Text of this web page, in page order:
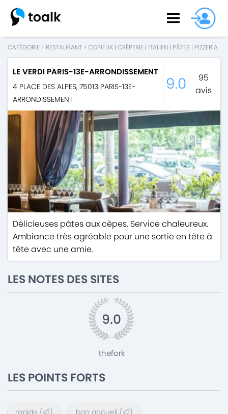
CATÉGORIE > RESTAURANT > COPIEUX | CRÊPERIE | ITALIEN | PÂTES | PIZZERIA
LE VERDI PARIS-13E-ARRONDISSEMENT
4 PLACE DES ALPES, 75013 PARIS-13E-
ARRONDISSEMENT
9.0
95
avis
Délicieuses pâtes aux cèpes. Service chaleureux.
Ambiance très agréable pour une sortie en tête à
tête avec une amie.
LES NOTES DES SITES
9.0
thefork
LES POINTS FORTS